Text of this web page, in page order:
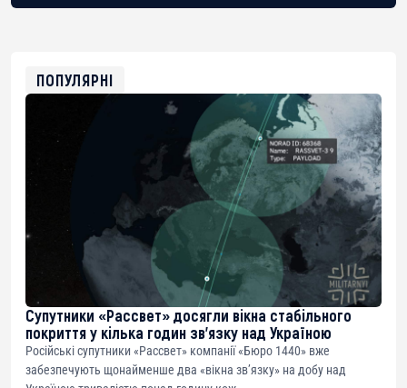
0xfD02863D3289416fcF50975c9DFda13623f97758
ПОПУЛЯРНІ
Супутники «Рассвет» досягли вікна стабільного
покриття у кілька годин зв’язку над Україною
Російські супутники «Рассвет» компанії «Бюро 1440» вже
забезпечують щонайменше два «вікна зв’язку» на добу над